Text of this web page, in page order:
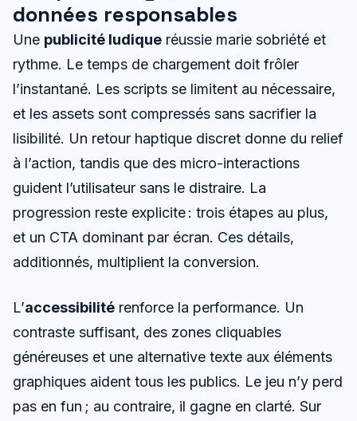
données responsables
Une publicité ludique réussie marie sobriété et
rythme. Le temps de chargement doit frôler
l’instantané. Les scripts se limitent au nécessaire,
et les assets sont compressés sans sacrifier la
lisibilité. Un retour haptique discret donne du relief
à l’action, tandis que des micro-interactions
guident l’utilisateur sans le distraire. La
progression reste explicite : trois étapes au plus,
et un CTA dominant par écran. Ces détails,
additionnés, multiplient la conversion.
L’accessibilité renforce la performance. Un
contraste suffisant, des zones cliquables
généreuses et une alternative texte aux éléments
graphiques aident tous les publics. Le jeu n’y perd
pas en fun ; au contraire, il gagne en clarté. Sur